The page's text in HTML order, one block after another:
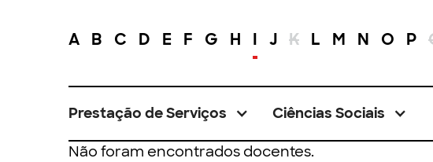
A B C D E F G H I J K L M N O P
Prestação de Serviços Ciências Sociais
Não foram encontrados docentes.